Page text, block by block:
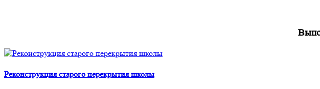
Реконструкция старого перекрытия школы